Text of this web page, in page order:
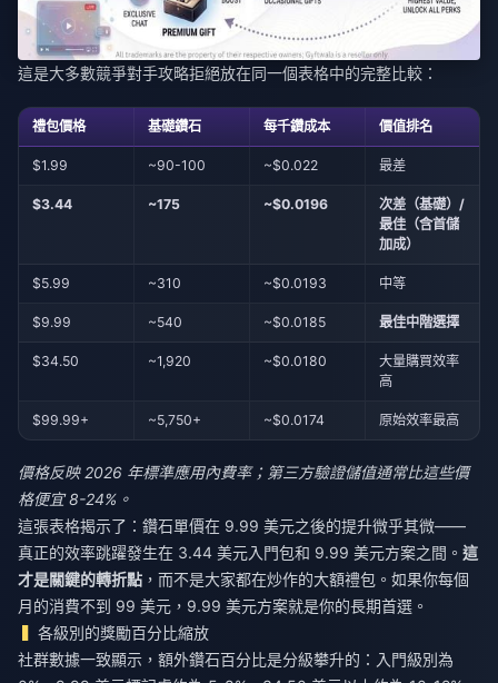
這是大多數競爭對手攻略拒絕放在同一個表格中的完整比較：
禮包價格 基礎鑽石 每千鑽成本 價值排名
$1.99 ~90-100 ~$0.022 最差
$3.44 ~175 ~$0.0196
次差（基礎）/
最佳（含首儲
加成）
$5.99 ~310 ~$0.0193 中等
$9.99 ~540 ~$0.0185 最佳中階選擇
$34.50 ~1,920 ~$0.0180
大量購買效率
高
$99.99+ ~5,750+ ~$0.0174 原始效率最高
價格反映 2026 年標準應用內費率；第三方驗證儲值通常比這些價
格便宜 8-24%。
這張表格揭示了：鑽石單價在 9.99 美元之後的提升微乎其微——
真正的效率跳躍發生在 3.44 美元入門包和 9.99 美元方案之間。 這
才是關鍵的轉折點 ，而不是大家都在炒作的大額禮包。如果你每個
月的消費不到 99 美元，9.99 美元方案就是你的長期首選。
各級別的獎勵百分比縮放
社群數據一致顯示，額外鑽石百分比是分級攀升的：入門級別為